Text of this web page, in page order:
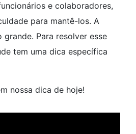
e colaboradores,
para mantê-los. A
Para resolver esse
tem uma dica específica
nossa dica de hoje!